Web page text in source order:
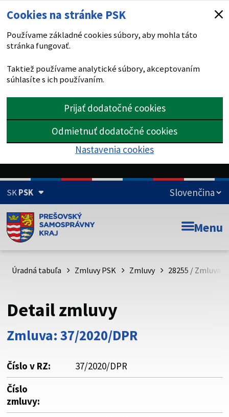
Cookies na stránke PSK
Používame základné cookies súbory, aby mohla táto
stránka fungovať.
Taktiež používame analytické súbory, akceptovaním
súhlasíte s ich používaním.
Prijať dodatočné cookies
Odmietnuť dodatočné cookies
Nastavenia cookies
SKPSK
Doména psk.sk je oficiálna
Toto je oficiálna webová stránka Prešovského
psk.sk.
Buďte pozorní a vždy sa uistite, že zdieľate informácie iba
cez zabezpečenú webovú stránku. Zabezpečená stránka
vždy začína https:// pred názvom domény webového sídla.
Menu
Úradná tabuľa Zmluvy PSK Zmluvy 28255 / Zmluva
Detail zmluvy
Zmluva: 37/2020/DPR
Číslo v RZ:
37/2020/DPR
Číslo
zmluvy: